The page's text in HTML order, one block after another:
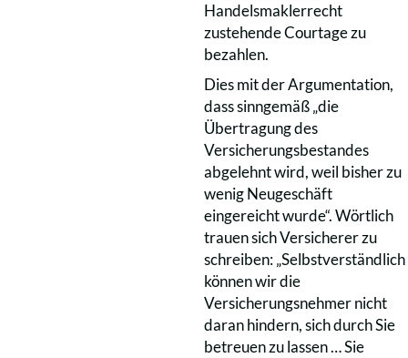
Handelsmaklerrecht
zustehende Courtage zu
bezahlen.
Dies mit der Argumentation,
dass sinngemäß „die
Übertragung des
Versicherungsbestandes
abgelehnt wird, weil bisher zu
wenig Neugeschäft
eingereicht wurde“. Wörtlich
trauen sich Versicherer zu
schreiben: „Selbstverständlich
können wir die
Versicherungsnehmer nicht
daran hindern, sich durch Sie
betreuen zu lassen … Sie